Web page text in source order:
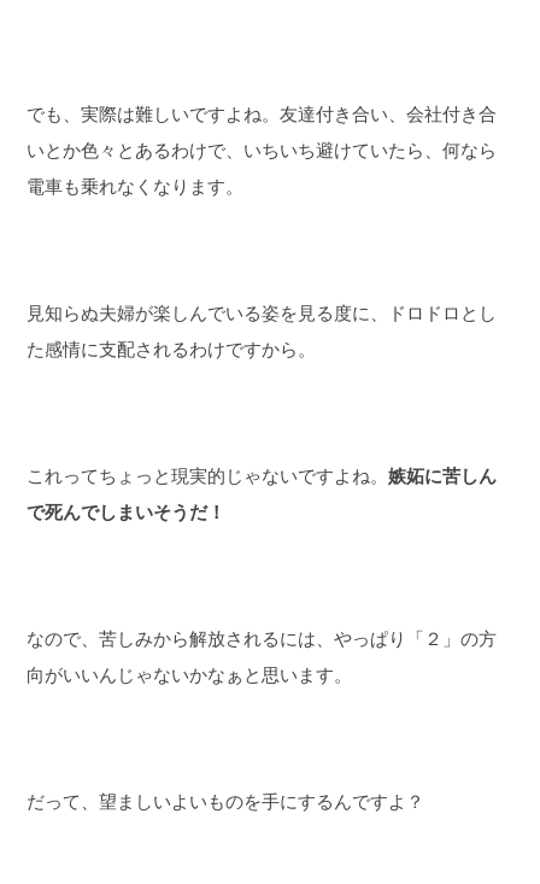
でも、実際は難しいですよね。友達付き合い、会社付き合
いとか色々とあるわけで、いちいち避けていたら、何なら
電車も乗れなくなります。
見知らぬ夫婦が楽しんでいる姿を見る度に、ドロドロとし
た感情に支配されるわけですから。
これってちょっと現実的じゃないですよね。嫉妬に苦しん
で死んでしまいそうだ！
なので、苦しみから解放されるには、やっぱり「２」の方
向がいいんじゃないかなぁと思います。
だって、望ましいよいものを手にするんですよ？